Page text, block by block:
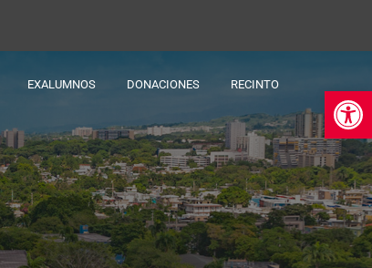
EXALUMNOS DONACIONES RECINTO